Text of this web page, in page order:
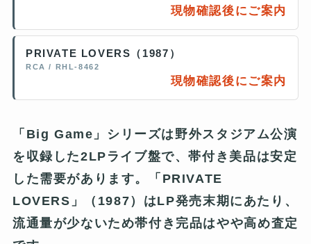
現物確認後にご案内
PRIVATE LOVERS（1987）
RCA / RHL-8462
現物確認後にご案内
「Big Game」シリーズは野外スタジアム公演
を収録した2LPライブ盤で、帯付き美品は安定
した需要があります。「PRIVATE
LOVERS」（1987）はLP発売末期にあたり、
流通量が少ないため帯付き完品はやや高め査定